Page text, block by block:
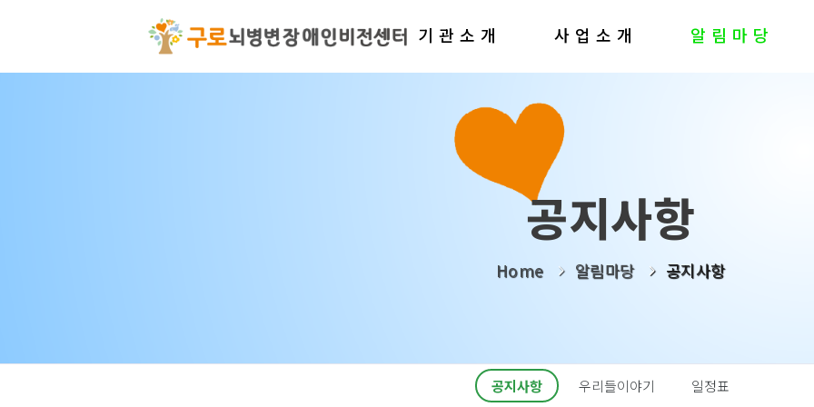
기관소개 사업소개 알림마당
공지사항
Home 알림마당 공지사항
공지사항 우리들이야기 일정표